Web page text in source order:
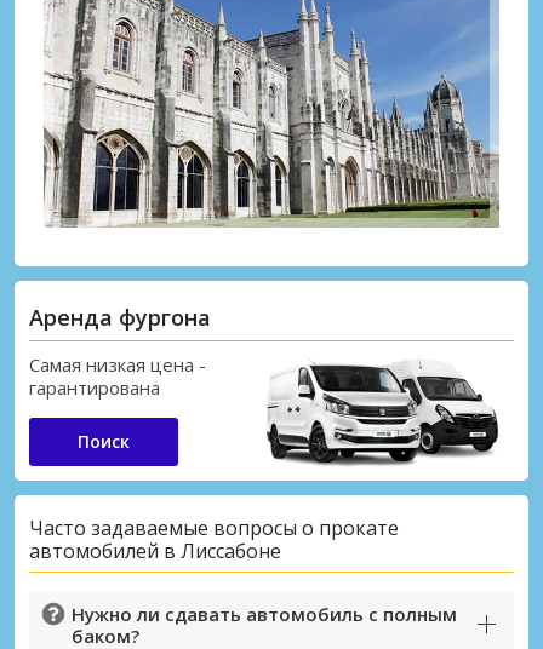
Лучшие сбережения
Получите доступ к эксклюзивным
Войти с помощью eLink
Аренда фургона
Самая низкая цена -
гарантирована
Поиск
Часто задаваемые вопросы о прокате
автомобилей в Лиссабоне
Нужно ли сдавать автомобиль с полным
баком?